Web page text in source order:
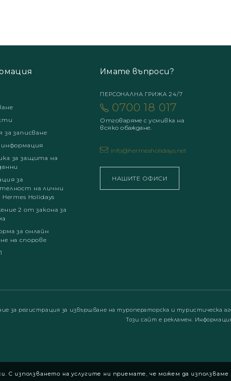
за записване
информация
за защита на
за
на лични
Holidays
2 от закона за
за онлайн
на спорове
Имате въпроси?
ПЕРСОНАЛНА ГРИЖА 24/7
0700 18 017
Отговаряме с усмивка на
всяко обаждане.
info@hermesholidays.net
НАШИТЕ ОФИСИ
за регистрация за извършване на туроператорска и туристическа
Този сайт е рекламен.
С използването на услугите ни приемате, че можем да използваме